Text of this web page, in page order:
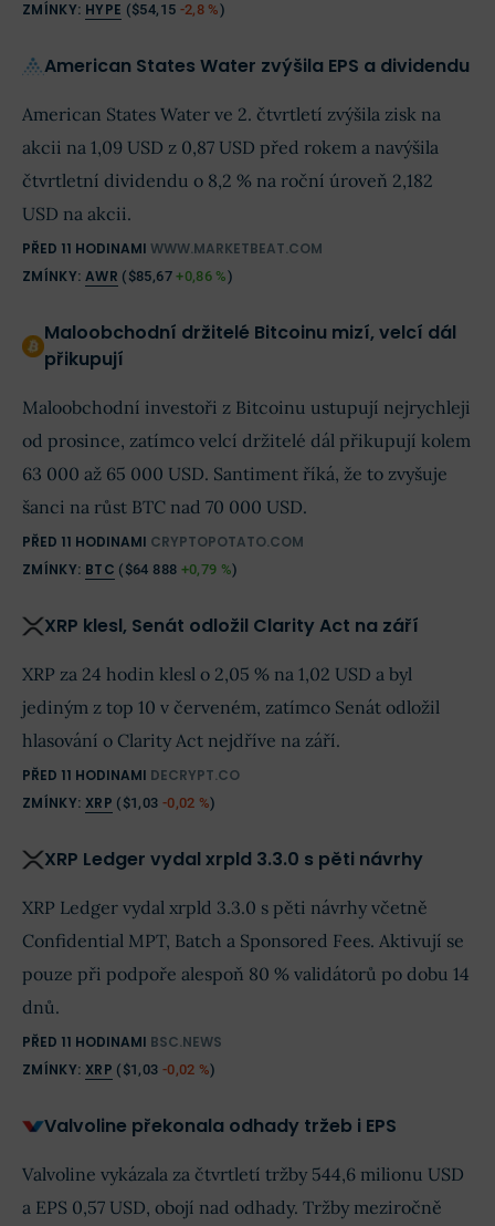
ZMÍNKY: HYPE ($54,15 -2,8 %)
American States Water zvýšila EPS a dividendu
American States Water ve 2. čtvrtletí zvýšila zisk na
akcii na 1,09 USD z 0,87 USD před rokem a navýšila
čtvrtletní dividendu o 8,2 % na roční úroveň 2,182
USD na akcii.
PŘED 11 HODINAMI WWW.MARKETBEAT.COM
ZMÍNKY: AWR ( $85,67 +0,86 %)
Maloobchodní držitelé Bitcoinu mizí, velcí dál
přikupují
Maloobchodní investoři z Bitcoinu ustupují nejrychleji
od prosince, zatímco velcí držitelé dál přikupují kolem
63 000 až 65 000 USD. Santiment říká, že to zvyšuje
šanci na růst BTC nad 70 000 USD.
PŘED 11 HODINAMI CRYPTOPOTATO.COM
ZMÍNKY: BTC ( $64 888 +0,79 %)
XRP klesl, Senát odložil Clarity Act na září
XRP za 24 hodin klesl o 2,05 % na 1,02 USD a byl
jediným z top 10 v červeném, zatímco Senát odložil
hlasování o Clarity Act nejdříve na září.
PŘED 11 HODINAMI DECRYPT.CO
ZMÍNKY: XRP ( $1,03 -0,02 %)
XRP Ledger vydal xrpld 3.3.0 s pěti návrhy
XRP Ledger vydal xrpld 3.3.0 s pěti návrhy včetně
Confidential MPT, Batch a Sponsored Fees. Aktivují se
pouze při podpoře alespoň 80 % validátorů po dobu 14
dnů.
PŘED 11 HODINAMI BSC.NEWS
ZMÍNKY: XRP ( $1,03 -0,02 %)
Valvoline překonala odhady tržeb i EPS
Valvoline vykázala za čtvrtletí tržby 544,6 milionu USD
a EPS 0,57 USD, obojí nad odhady. Tržby meziročně